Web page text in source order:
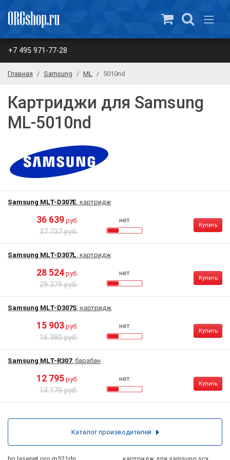
+7 495 971-77-28
Главная Samsung ML 5010nd
Картриджи для Samsung
ML-5010nd
Samsung MLT-D307E, картридж
36 639 руб.
37 737 руб.
нет
Купить
Samsung MLT-D307L, картридж
28 524 руб.
29 379 руб.
нет
Купить
Samsung MLT-D307S, картридж
15 903 руб.
16 380 руб.
нет
Купить
Samsung MLT-R307, барабан
12 795 руб.
13 179 руб.
нет
Купить